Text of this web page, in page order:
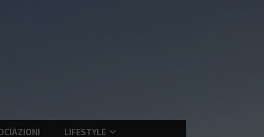
LIFESTYLE